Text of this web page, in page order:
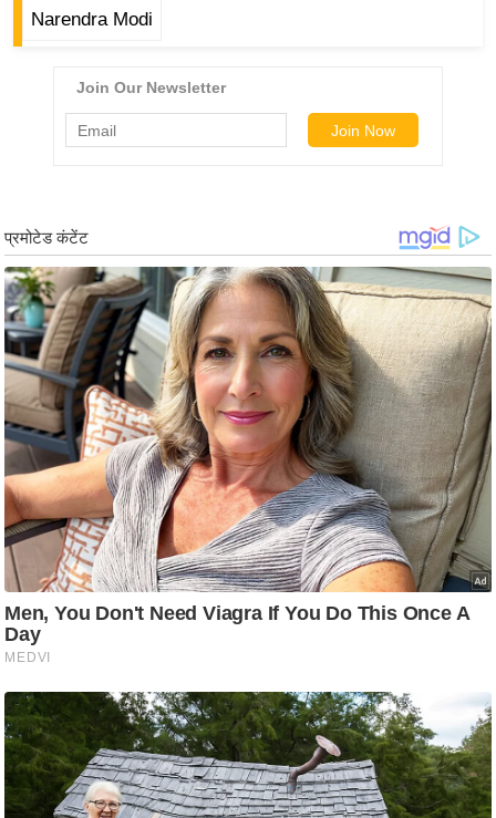
ल्म
k
i
n
g
N
e
w
s
ला
इ
फ
इ
ल
टे
क्नॉ
लॉ
जी
ब्यू
टी
Narendra Modi